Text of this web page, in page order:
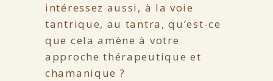
intéressez aussi, à la voie
tantrique, au tantra, qu’est-ce
que cela amène à votre
approche thérapeutique et
chamanique ?